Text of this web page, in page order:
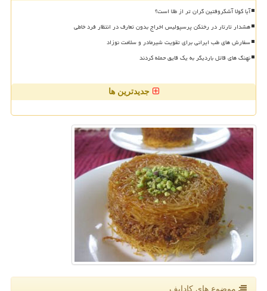
آیا کولا آشکروفتین گران تر از طلا است؟
هشدار تارتار در رختکن پرسپولیس اخراج بدون تعارف در انتظار فرد خاطی
سفارش های طب ایرانی برای تقویت شیرمادر و سلامت نوزاد
نهنگ های قاتل باردیگر به یک قایق حمله کردند
جدیدترین ها
موضوع های كادایف